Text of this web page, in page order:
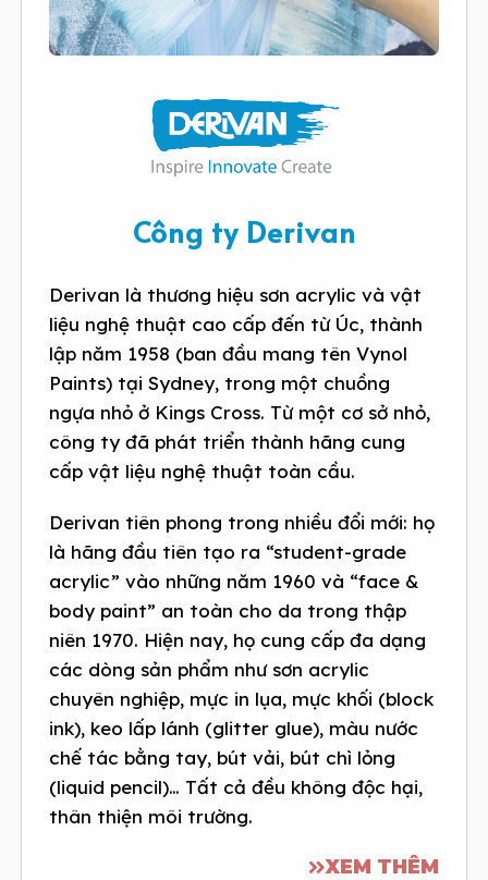
Công ty Derivan
Derivan là thương hiệu sơn acrylic và vật
liệu nghệ thuật cao cấp đến từ Úc, thành
lập năm 1958 (ban đầu mang tên Vynol
Paints) tại Sydney, trong một chuồng
ngựa nhỏ ở Kings Cross. Từ một cơ sở nhỏ,
công ty đã phát triển thành hãng cung
cấp vật liệu nghệ thuật toàn cầu.
Derivan tiên phong trong nhiều đổi mới: họ
là hãng đầu tiên tạo ra “student-grade
acrylic” vào những năm 1960 và “face &
body paint” an toàn cho da trong thập
niên 1970. Hiện nay, họ cung cấp đa dạng
các dòng sản phẩm như sơn acrylic
chuyên nghiệp, mực in lụa, mực khối (block
ink), keo lấp lánh (glitter glue), màu nước
chế tác bằng tay, bút vải, bút chì lỏng
(liquid pencil)… Tất cả đều không độc hại,
thân thiện môi trường.
XEM THÊM